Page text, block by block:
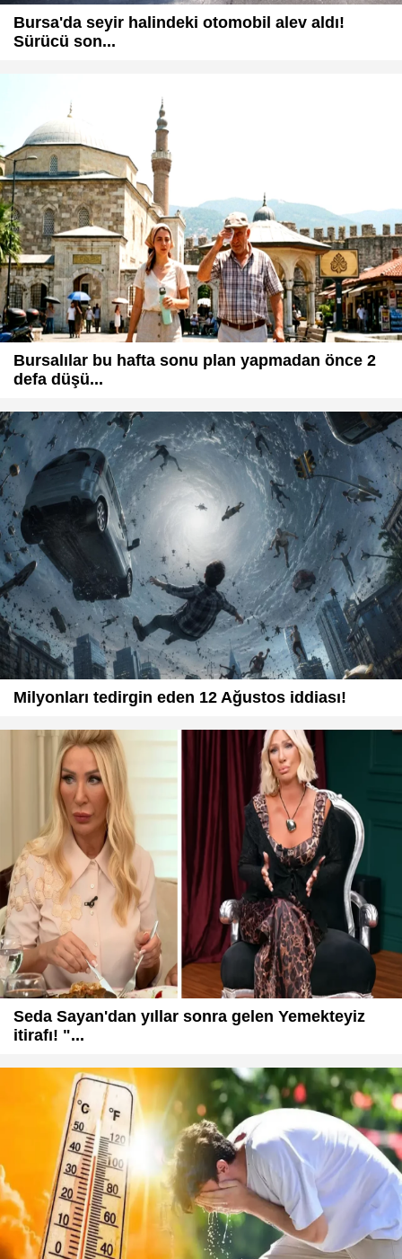
Bursa'da seyir halindeki otomobil alev aldı!
Sürücü son...
Bursalılar bu hafta sonu plan yapmadan önce 2
defa düşü...
Milyonları tedirgin eden 12 Ağustos iddiası!
Seda Sayan'dan yıllar sonra gelen Yemekteyiz
itirafı! "...